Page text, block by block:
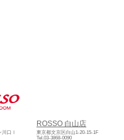
川口Ⅰ
ROSSO 白山店
東京都文京区白山1-20-15-1F
Tel.03-3868-0090